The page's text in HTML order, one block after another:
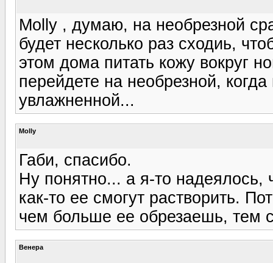
Molly , думаю, на необрезной
будет несколько раз сходиь,
этом дома питать кожу вокруг
перейдете на необрезной,
увлажненной...
Molly
Габи, спасибо.
Ну понятно... а я-то надеялось,
как-то ее смогут растворить.
чем больше ее обрезаешь, тем
Венера